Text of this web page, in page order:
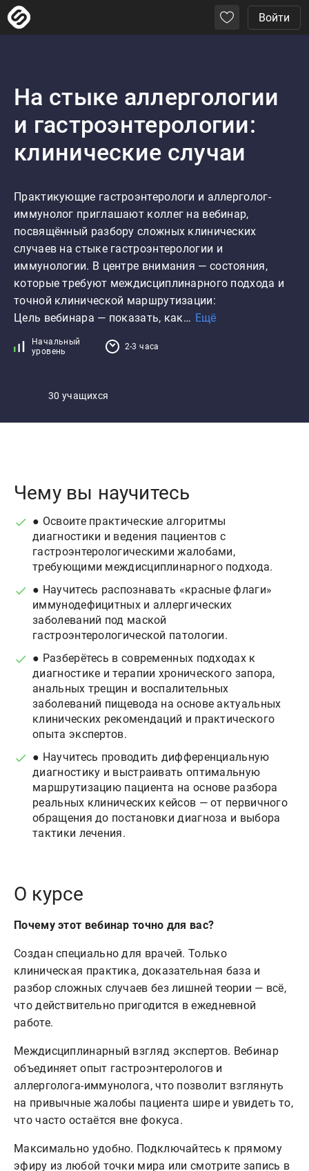
Войти
На стыке аллергологии
и гастроэнтерологии:
клинические случаи
Практикующие гастроэнтерологи и аллерголог-
иммунолог приглашают коллег на вебинар,
посвящённый разбору сложных клинических
случаев на стыке гастроэнтерологии и
иммунологии. В центре внимания — состояния,
которые требуют междисциплинарного подхода и
точной клинической маршрутизации:
Цель вебинара — показать, как… Ещё
Начальный
уровень
2-3 часа
30 учащихся
Чему вы научитесь
● Освоите практические алгоритмы
диагностики и ведения пациентов с
гастроэнтерологическими жалобами,
требующими междисциплинарного подхода.
● Научитесь распознавать «красные флаги»
иммунодефицитных и аллергических
заболеваний под маской
гастроэнтерологической патологии.
● Разберётесь в современных подходах к
диагностике и терапии хронического запора,
анальных трещин и воспалительных
заболеваний пищевода на основе актуальных
клинических рекомендаций и практического
опыта экспертов.
● Научитесь проводить дифференциальную
диагностику и выстраивать оптимальную
маршрутизацию пациента на основе разбора
реальных клинических кейсов — от первичного
обращения до постановки диагноза и выбора
тактики лечения.
О курсе
Почему этот вебинар точно для вас?
Создан специально для врачей. Только
клиническая практика, доказательная база и
разбор сложных случаев без лишней теории — всё,
что действительно пригодится в ежедневной
работе.
Междисциплинарный взгляд экспертов. Вебинар
объединяет опыт гастроэнтерологов и
аллерголога-иммунолога, что позволит взглянуть
на привычные жалобы пациента шире и увидеть то,
что часто остаётся вне фокуса.
Максимально удобно. Подключайтесь к прямому
эфиру из любой точки мира или смотрите запись в